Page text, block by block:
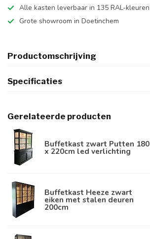
Alle kasten leverbaar in 135 RAL-kleuren
Grote showroom in Doetinchem
Productomschrijving
Specificaties
Gerelateerde producten
Buffetkast zwart Putten 180
x 220cm led verlichting
Buffetkast Heeze zwart
eiken met stalen deuren
200cm